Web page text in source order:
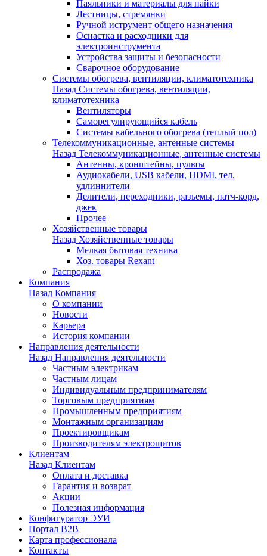
Паяльники и материалы для пайки
Лестницы, стремянки
Ручной иструмент общего назначения
Оснастка и расходники для
электроинструмента
Устройства защиты и безопасности
Сварочное оборудование
Системы обогрева, вентиляции, климатотехника
Назад Системы обогрева, вентиляции,
климатотехника
Вентиляторы
Саморегулирующийся кабель
Системы кабельного обогрева (теплый пол)
Телекоммуникационные, антенные системы
Назад Телекоммуникационные, антенные системы
Антенны, кронштейны, пульты
Аудиокабели, USB кабели, HDMI, тел.
удлиннители
Делители, переходники, разъемы, патч-корд,
джек
Прочее
Хозяйственные товары
Назад Хозяйственные товары
Мелкая бытовая техника
Хоз. товары Rexant
Распродажа
Компания
Назад Компания
О компании
Новости
Карьера
История компании
Направления деятельности
Назад Направления деятельности
Частным электрикам
Частным лицам
Индивидуальным предпринимателям
Торговым предприятиям
Промышленным предприятиям
Монтажным организациям
Проектировщикам
Производителям электрощитов
Клиентам
Назад Клиентам
Оплата и доставка
Гарантия и возврат
Акции
Полезная информация
Конфигуратор ЭУИ
Портал B2B
Карта профессионала
Контакты